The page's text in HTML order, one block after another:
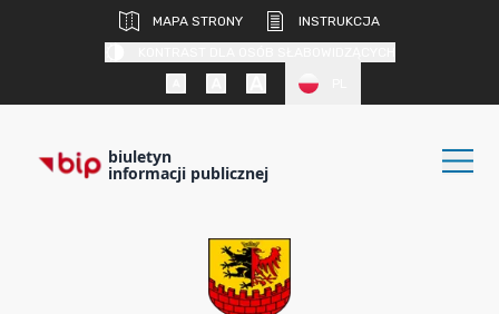
MAPA STRONY
INSTRUKCJA
biuletyn
informacji publicznej